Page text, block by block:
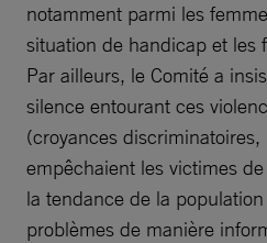
notamment parmi les
situation de handicap et les
Par ailleurs, le Comité a
silence entourant ces
(croyances
empêchaient les victimes
la tendance de la
problèmes de manière